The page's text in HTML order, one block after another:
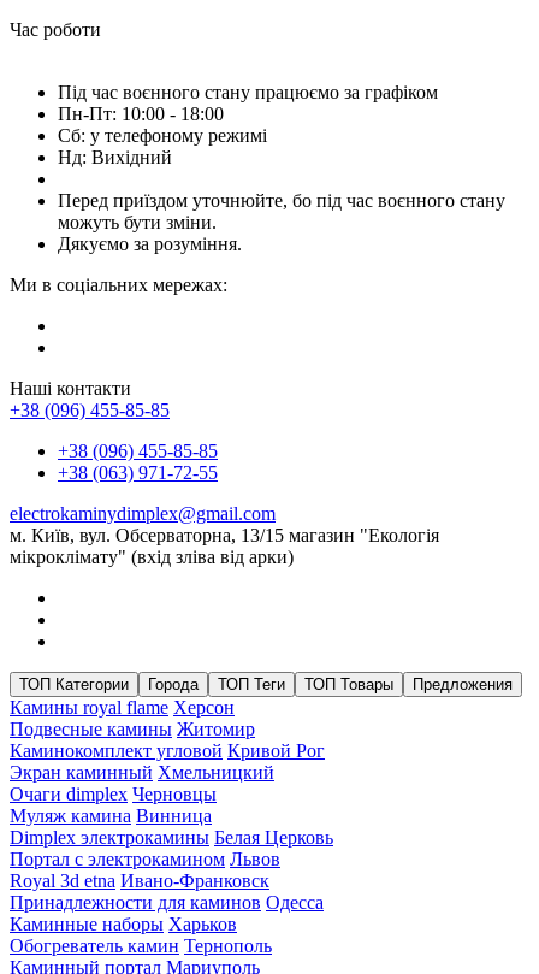
Час роботи
Під час воєнного стану працюємо за графіком
Пн-Пт: 10:00 - 18:00
Сб: у телефоному режимі
Нд: Вихідний
Перед приїздом уточнюйте, бо під час воєнного стану
можуть бути зміни.
Дякуємо за розуміння.
Ми в соціальних мережах:
Наші контакти
+38 (096) 455-85-85
+38 (096) 455-85-85
+38 (063) 971-72-55
electrokaminydimplex@gmail.com
м. Київ, вул. Обсерваторна, 13/15 магазин "Екологія
мікроклімату" (вхід зліва від арки)
ТОП Категории Города ТОП Теги ТОП Товары Предложения
Камины royal flame Херсон
Подвесные камины Житомир
Каминокомплект угловой Кривой Рог
Экран каминный Хмельницкий
Очаги dimplex Черновцы
Муляж камина Винница
Dimplex электрокамины Белая Церковь
Портал с электрокамином Львов
Royal 3d etna Ивано-Франковск
Принадлежности для каминов Одесса
Каминные наборы Харьков
Обогреватель камин Тернополь
Каминный портал Мариуполь